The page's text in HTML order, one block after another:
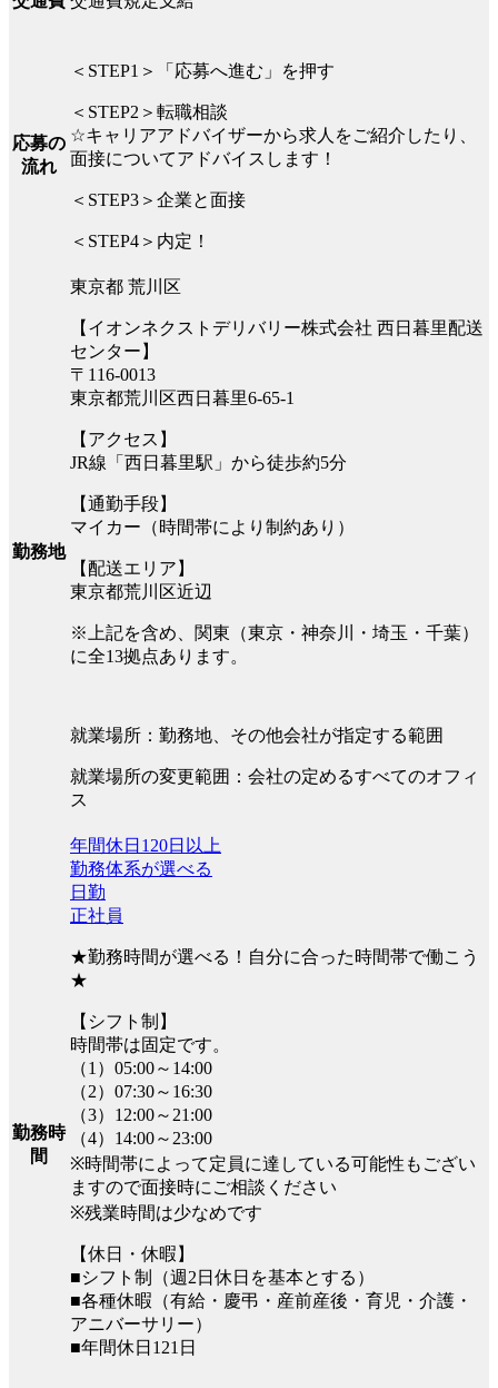
応募の
流れ
＜STEP1＞「応募へ進む」を押す
＜STEP2＞転職相談
☆キャリアアドバイザーから求人をご紹介したり、
面接についてアドバイスします！
＜STEP3＞企業と面接
＜STEP4＞内定！
勤務地
東京都 荒川区
【イオンネクストデリバリー株式会社 西日暮里配送
センター】
〒116-0013
東京都荒川区西日暮里6-65-1
【アクセス】
JR線「西日暮里駅」から徒歩約5分
【通勤手段】
マイカー（時間帯により制約あり）
【配送エリア】
東京都荒川区近辺
※上記を含め、関東（東京・神奈川・埼玉・千葉）
に全13拠点あります。
就業場所：勤務地、その他会社が指定する範囲
就業場所の変更範囲：会社の定めるすべてのオフィ
ス
勤務時
間
年間休日120日以上
勤務体系が選べる
日勤
正社員
★勤務時間が選べる！自分に合った時間帯で働こう
★
【シフト制】
時間帯は固定です。
（1）05:00～14:00
（2）07:30～16:30
（3）12:00～21:00
（4）14:00～23:00
※時間帯によって定員に達している可能性もござい
ますので面接時にご相談ください
※残業時間は少なめです
【休日・休暇】
■シフト制（週2日休日を基本とする）
■各種休暇（有給・慶弔・産前産後・育児・介護・
アニバーサリー）
■年間休日121日